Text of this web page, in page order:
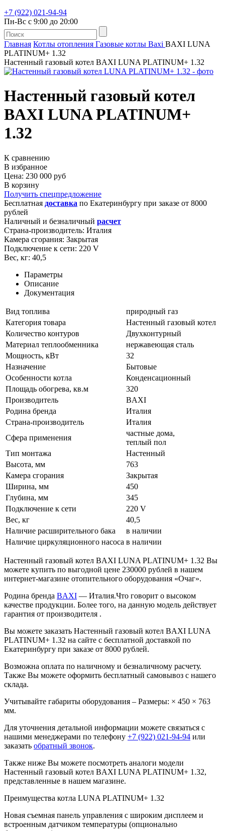
+7 (922) 021-94-94
Пн-Вс с 9:00 до 20:00
Главная Котлы отопления Газовые котлы Baxi BAXI LUNA
PLATINUM+ 1.32
Настенный газовый котел BAXI LUNA PLATINUM+ 1.32
Настенный газовый котел
BAXI LUNA PLATINUM+
1.32
К сравнению
В избранное
Цена: 230 000 руб
В корзину
Получить спецпредложение
Бесплатная доставка по Екатеринбургу при заказе от 8000
рублей
Наличный и безналичный расчет
Страна-производитель: Италия
Камера сгорания: Закрытая
Подключение к сети: 220 V
Вес, кг: 40,5
Параметры
Описание
Документация
Вид топлива
природный газ
Категория товара
Настенный газовый котел
Количество контуров
Двухконтурный
Материал теплообменника
нержавеющая сталь
Мощность, кВт
32
Назначение
Бытовые
Особенности котла
Конденсационный
Площадь обогрева, кв.м
320
Производитель
BAXI
Родина бренда
Италия
Страна-производитель
Италия
Сфера применения
частные дома,
теплый пол
Тип монтажа
Настенный
Высота, мм
763
Камера сгорания
Закрытая
Ширина, мм
450
Глубина, мм
345
Подключение к сети
220 V
Вес, кг
40,5
Наличие расширительного бака
в наличии
Наличие циркуляционного насоса в наличии
Настенный газовый котел BAXI LUNA PLATINUM+ 1.32 Вы
можете купить по выгодной цене 230000 рублей в нашем
интернет-магазине отопительного оборудования «Очаг».
Родина бренда BAXI — Италия.Что говорит о высоком
качестве продукции. Более того, на данную модель действует
гарантия от производителя .
Вы можете заказать Настенный газовый котел BAXI LUNA
PLATINUM+ 1.32 на сайте с бесплатной доставкой по
Екатеринбургу при заказе от 8000 рублей.
Возможна оплата по наличному и безналичному расчету.
Также Вы можете оформить бесплатный самовывоз с нашего
склада.
Учитывайте габариты оборудования – Размеры: × 450 × 763
мм.
Для уточнения детальной информации можете связаться с
нашими менеджерами по телефону +7 (922) 021-94-94 или
заказать обратный звонок.
Также ниже Вы можете посмотреть аналоги модели
Настенный газовый котел BAXI LUNA PLATINUM+ 1.32,
представленные в нашем магазине.
Преимущества котла LUNA PLATINUM+ 1.32
Новая съемная панель управления с широким дисплеем и
встроенным датчиком температуры (опционально